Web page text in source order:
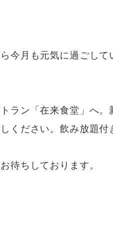
今月も元気に過ごして
ラン「在来食堂」へ
ください。飲み放題付
待ちしております。